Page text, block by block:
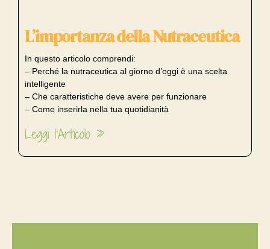
L’importanza della Nutraceutica
In questo articolo comprendi:
– Perché la nutraceutica al giorno d’oggi è una scelta
intelligente
– Che caratteristiche deve avere per funzionare
– Come inserirla nella tua quotidianità
Leggi l'Articolo »